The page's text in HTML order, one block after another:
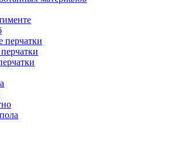
перчатки